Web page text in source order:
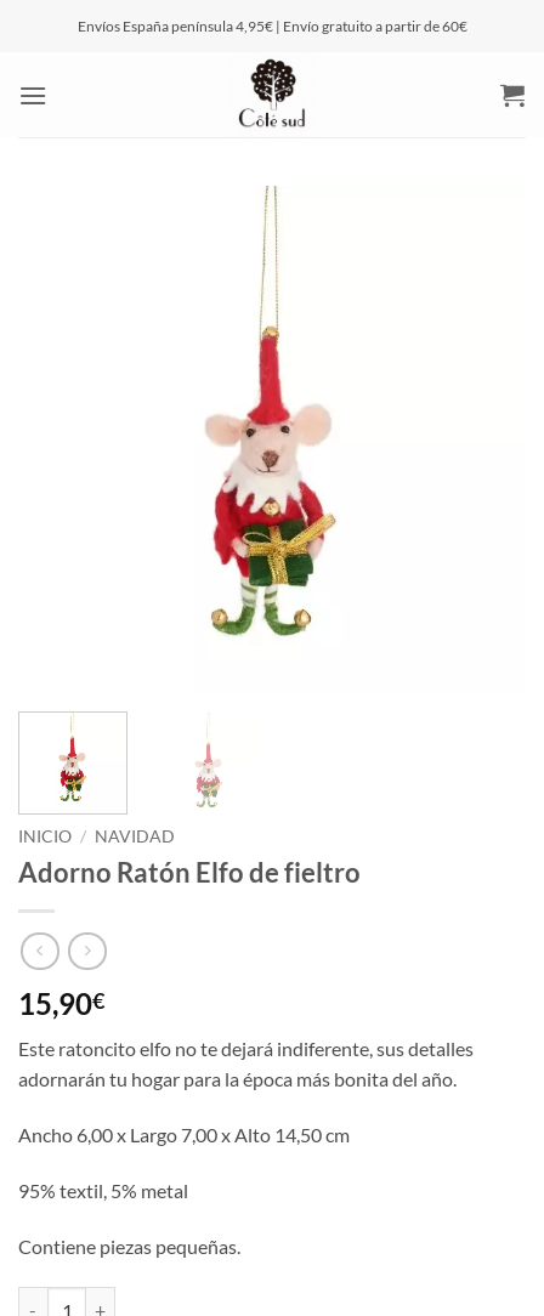
Envíos España península 4,95€ | Envío gratuito a partir de 60€
INICIO / NAVIDAD
Adorno Ratón Elfo de fieltro
15,90€
Este ratoncito elfo no te dejará indiferente, sus detalles
adornarán tu hogar para la época más bonita del año.
Ancho 6,00 x Largo 7,00 x Alto 14,50 cm
95% textil, 5% metal
Contiene piezas pequeñas.